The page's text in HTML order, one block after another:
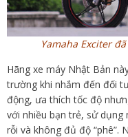
Yamaha Exciter
Hãng xe máy Nhật Bản
trường khi nhắm đến đối
động, ưa thích tốc độ
với nhiều bạn trẻ, sử dụng
rỗi và không đủ độ “phê”.